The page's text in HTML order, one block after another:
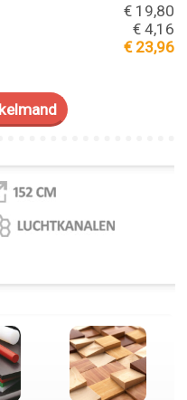
€ 19,80
€ 4,16
€ 23,96